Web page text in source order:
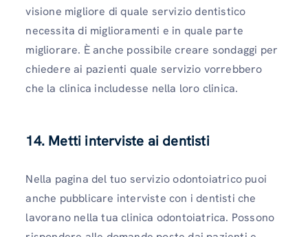
visione migliore di quale servizio dentistico
necessita di miglioramenti e in quale parte
migliorare. È anche possibile creare sondaggi per
chiedere ai pazienti quale servizio vorrebbero
che la clinica includesse nella loro clinica.
14. Metti interviste ai dentisti
Nella pagina del tuo servizio odontoiatrico puoi
anche pubblicare interviste con i dentisti che
lavorano nella tua clinica odontoiatrica. Possono